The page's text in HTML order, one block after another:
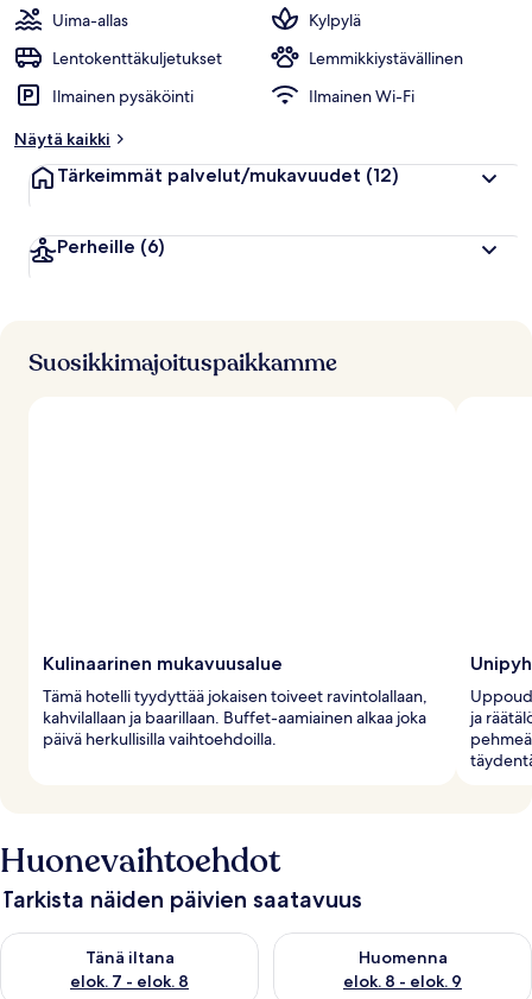
Uima-allas
Kylpylä
Lentokenttäkuljetukset
Lemmikkiystävällinen
Ilmainen pysäköinti
Ilmainen Wi-Fi
Näytä kaikki
Tärkeimmät palvelut/mukavuudet (12)
Perheille (6)
Suosikkimajoituspaikkamme
Kulinaarinen mukavuusalue
Tämä hotelli tyydyttää jokaisen toiveet ravintolallaan,
kahvilallaan ja baarillaan. Buffet-aamiainen alkaa joka
päivä herkullisilla vaihtoehdoilla.
ja
Huonevaihtoehdot
Tarkista näiden päivien saatavuus
Tänä iltana
elok. 7 - elok. 8
Tarkista tämän illan saatavuus elok. 7 - elok. 8
Huomenna
elok. 8 - elok. 9
Tarkista huomisen saatavuus